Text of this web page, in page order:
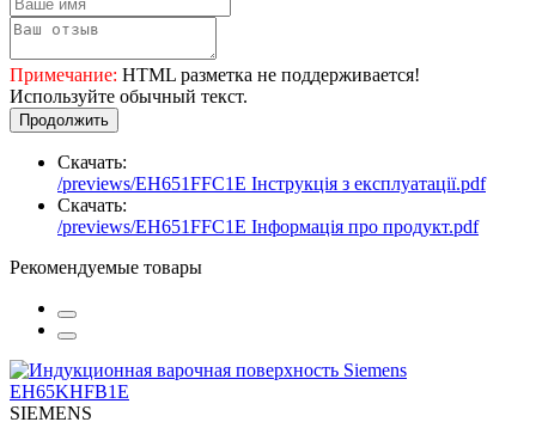
Примечание: HTML разметка не поддерживается!
Используйте обычный текст.
Продолжить
Скачать:
/previews/EH651FFC1E Інструкція з експлуатації.pdf
Скачать:
/previews/EH651FFC1E Інформація про продукт.pdf
Рекомендуемые товары
SIEMENS